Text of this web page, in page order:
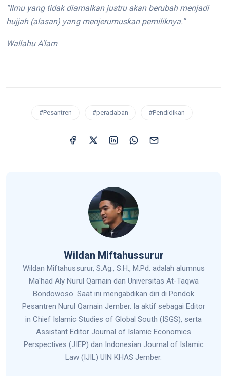
“Ilmu yang tidak diamalkan justru akan berubah menjadi
hujjah (alasan) yang menjerumuskan pemiliknya.”
Wallahu A'lam
#Pesantren #peradaban #Pendidikan
Wildan Miftahussurur
Wildan Miftahussurur, S.Ag., S.H., M.Pd. adalah alumnus
Ma'had Aly Nurul Qarnain dan Universitas At-Taqwa
Bondowoso. Saat ini mengabdikan diri di Pondok
Pesantren Nurul Qarnain Jember. Ia aktif sebagai Editor
in Chief Islamic Studies of Global South (ISGS), serta
Assistant Editor Journal of Islamic Economics
Perspectives (JIEP) dan Indonesian Journal of Islamic
Law (IJIL) UIN KHAS Jember.